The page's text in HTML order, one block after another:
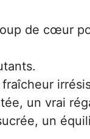
de cœur
un vrai
un